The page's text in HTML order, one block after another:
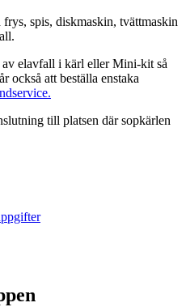
spis, diskmaskin, tvättmaskin
elavfall i kärl eller Mini-kit så
också att beställa enstaka
till platsen där sopkärlen